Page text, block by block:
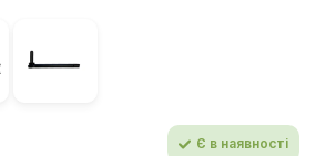
Є в наявності